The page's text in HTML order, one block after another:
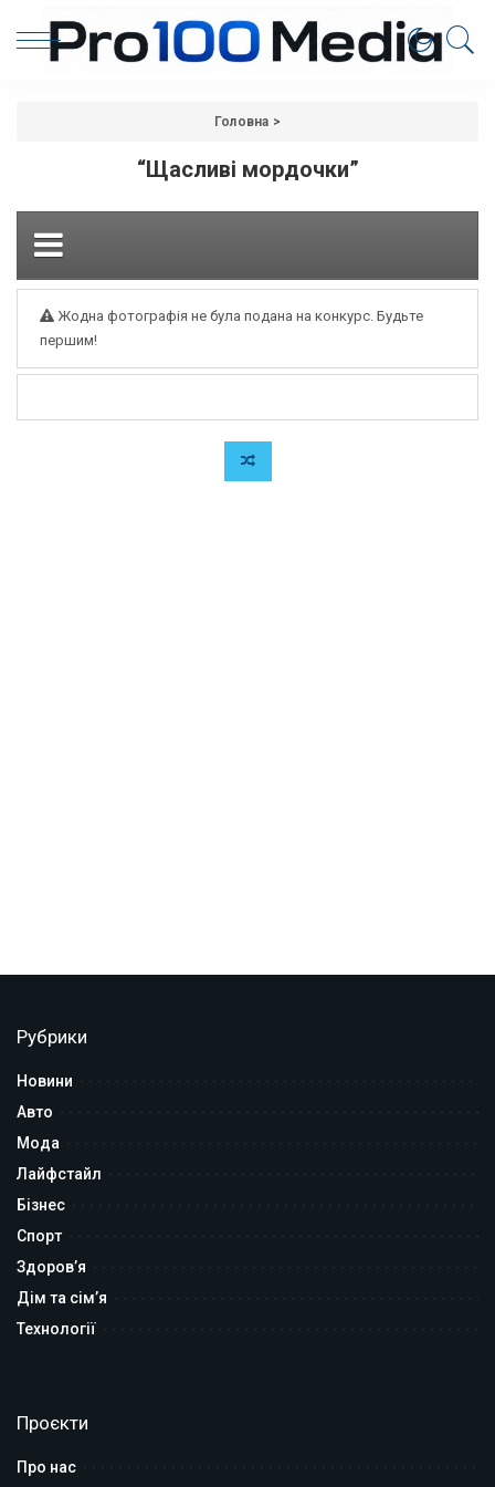
Головна >
“Щасливі мордочки”
Жодна фотографія не була подана на конкурс. Будьте
першим!
Рубрики
Новини
Авто
Мода
Лайфстайл
Бізнес
Спорт
Здоров’я
Дім та сім’я
Технології
Проєкти
Про нас